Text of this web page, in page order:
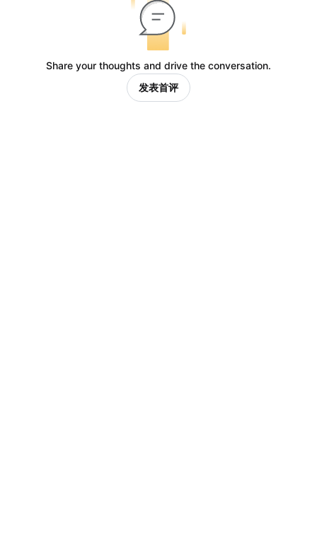
Share your thoughts and drive the conversation.
发表首评